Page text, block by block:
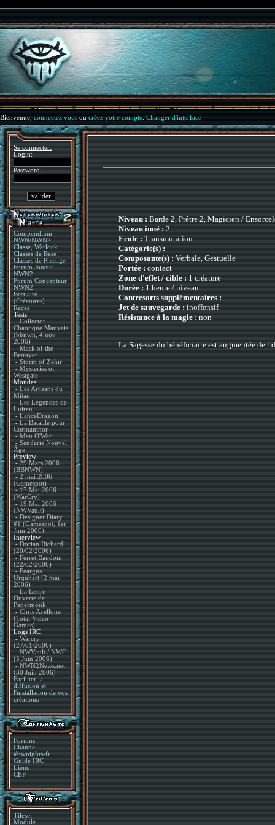
Bienvenue, connectez vous ou créez votre compte Changer d'interface
Se connecter:
Login:
Password:
Compendium
NWN/NWN2
Classe, Warlock
Classes de Base
Classes de Prestige
Forum Joueur
NWN2
Forum Concepteur
NWN2
Bestiaire
(Créatures)
Races
Tests
- Collector
Chaotique Mauvais
(bbnwn, 4 nov
2006)
- Mask of the
Betrayer
- Storm of Zehir
- Mysteries of
Westgate
Mondes
- Les Artisans du
Mitan
- Les Légendes de
Luiren
- LanceDragon
- La Bataille pour
Cormanthor
- Man O'War
- Sendarie Nouvel
Âge
Preview
- 29 Mars 2006
(BBNWN)
- 2 mai 2006
(Gamespot)
- 17 Mai 2006
(WarCry)
- 19 Mai 2006
(NWVault)
- Designer Diary
#1 (Gamespot, 1er
Juin 2006)
Interview
- Dorian Richard
(20/02/2006)
- Ferret Baudoin
(22/02/2006)
- Feargus
Urquhart (2 mai
2006)
- La Lettre
Ouverte de
Papermonk
- Chris Avellone
(Total Video
Games)
Logs IRC
- Warcry
(27/01/2006)
- NWVault / NWC
(3 Juin 2006)
- NWN2News.net
(30 Juin 2006)
Faciliter la
diffusion et
l'installation de vos
créations
Forums
Channel
#nwnights-fr
Guide IRC
Liens
CEP
Tileset
Module
Niveau : Barde 2, Prêtre 2, Magicien /
Niveau inné : 2
Ecole : Transmutation
Catégorie(s) :
Composante(s) : Verbale, Gestuelle
Portée : contact
Zone d'effet / cible : 1 créature
Durée : 1 heure / niveau
Contresorts supplémentaires :
Jet de sauvegarde : inoffensif
Résistance à la magie : non
La Sagesse du bénéficiaire est augmentée de